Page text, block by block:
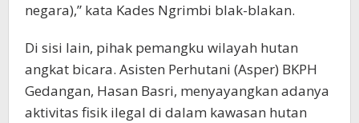
negara),” kata Kades Ngrimbi blak-blakan.
​Di sisi lain, pihak pemangku wilayah hutan
angkat bicara. Asisten Perhutani (Asper) BKPH
Gedangan, Hasan Basri, menyayangkan adanya
aktivitas fisik ilegal di dalam kawasan hutan